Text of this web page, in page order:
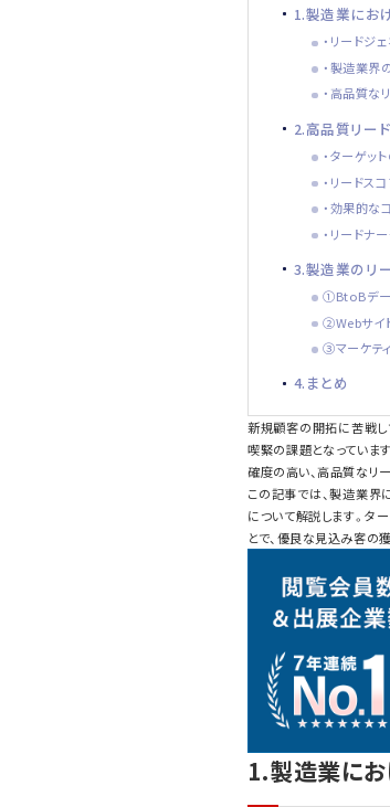
1.製造業にお
・リードジ
・製造業界
・高品質な
2.高品質リー
・ターゲッ
・リードス
・効果的な
・リードナ
3.製造業のリ
①BtoBデー
②Webサイ
③マーケテ
4.まとめ
新規顧客の開拓に苦戦し
喫緊の課題となっていま
確度の高い、高品質なリ
この記事では、製造業界
について解説します。タ
とで、優良な見込み客の
1.製造業に